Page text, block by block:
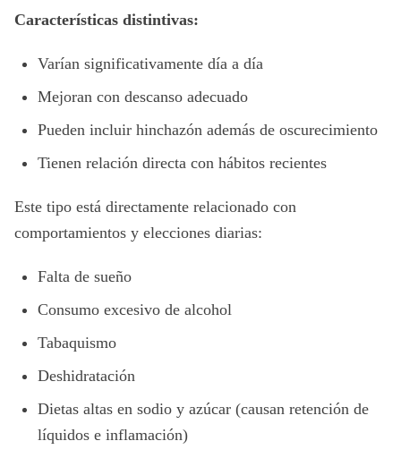
Características distintivas:
Varían significativamente día a día
Mejoran con descanso adecuado
Pueden incluir hinchazón además de oscurecimiento
Tienen relación directa con hábitos recientes
Este tipo está directamente relacionado con
comportamientos y elecciones diarias:
Falta de sueño
Consumo excesivo de alcohol
Tabaquismo
Deshidratación
Dietas altas en sodio y azúcar (causan retención de
líquidos e inflamación)